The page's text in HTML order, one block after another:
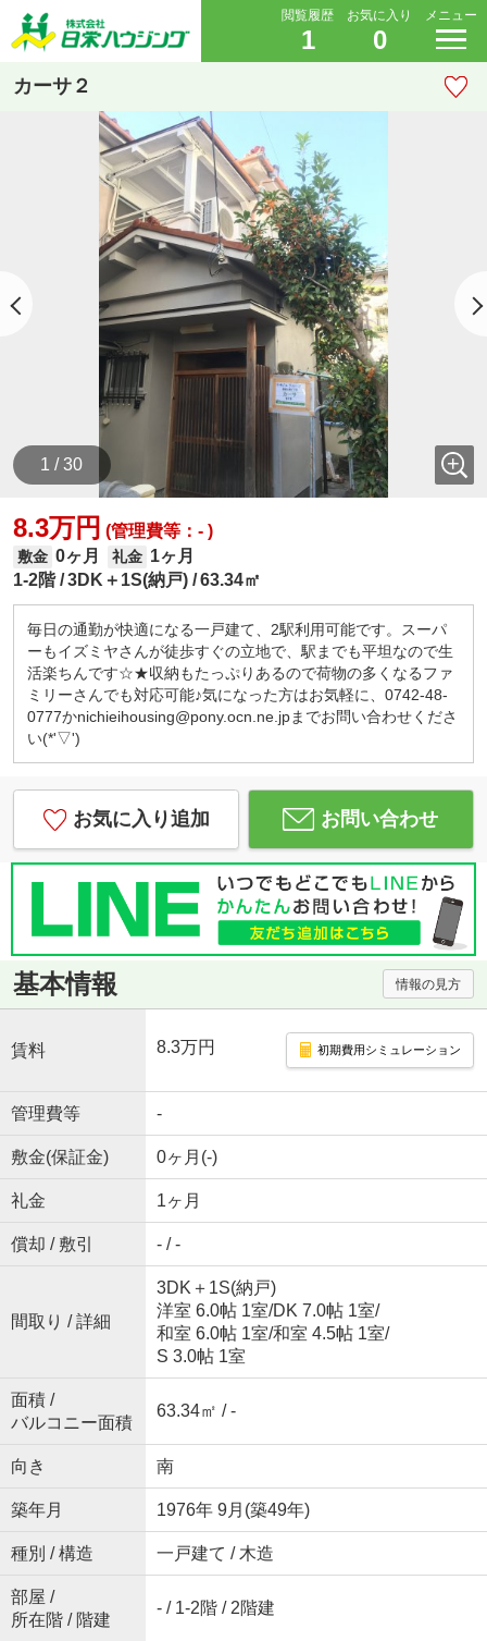
閲覧履歴
1
お気に入り
0
メニュー
カーサ２
1 / 30
8.3万円 (管理費等：- )
敷金 0ヶ月 礼金 1ヶ月
1-2階 3DK＋1S(納戸) 63.34㎡
毎日の通勤が快適になる一戸建て、2駅利用可能です。スーパ
ーもイズミヤさんが徒歩すぐの立地で、駅までも平坦なので生
活楽ちんです☆★収納もたっぷりあるので荷物の多くなるファ
ミリーさんでも対応可能♪気になった方はお気軽に、0742-48-
0777かnichieihousing@pony.ocn.ne.jpまでお問い合わせくださ
い(*'▽')
お気に入り追加 お問い合わせ
基本情報 情報の見方
賃料 8.3万円 初期費用シミュレーション
管理費等 -
敷金(保証金) 0ヶ月(-)
礼金 1ヶ月
償却 / 敷引 - / -
間取り / 詳細
3DK＋1S(納戸)
洋室 6.0帖 1室/DK 7.0帖 1室/
和室 6.0帖 1室/和室 4.5帖 1室/
S 3.0帖 1室
面積 /
バルコニー面積
63.34㎡ / -
向き 南
築年月 1976年 9月(築49年)
種別 / 構造 一戸建て / 木造
部屋 /
所在階 / 階建
- / 1-2階 / 2階建